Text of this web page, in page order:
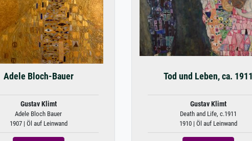
Adele Bloch-Bauer
Gustav Klimt
Adele Bloch Bauer
1907 | Öl auf Leinwand
Tod und Leben, ca. 1911
Gustav Klimt
Death and Life, c.1911
1910 | Öl auf Leinwand